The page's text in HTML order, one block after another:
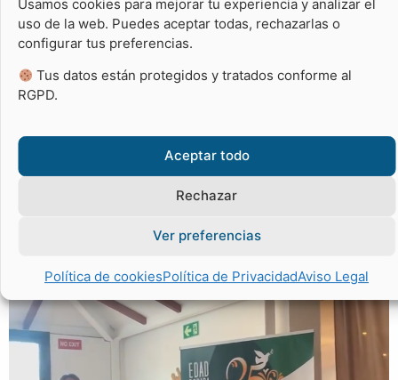
Usamos cookies para mejorar tu experiencia y analizar el
uso de la web. Puedes aceptar todas, rechazarlas o
configurar tus preferencias.
Tus datos están protegidos y tratados conforme al
RGPD.
Aceptar todo
Rechazar
Ver preferencias
Política de cookiesPolítica de PrivacidadAviso Legal
Porque cuidar no es solo ayudar. Cuidar es escuchar.
Cuidar es acompañar. Cuidar es querer.
Y cuando el cuidado se hace con amor, y en espejo, se